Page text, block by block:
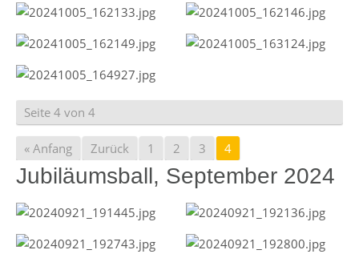
Seite 4 von 4
« Anfang Zurück 1 2 3 4
Jubiläumsball, September 2024